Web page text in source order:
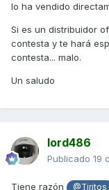
lo ha vendido
Si es un distribuidor
contesta y te hará
contesta... malo.
Un saludo
lord486
Publicado 19
Tiene razón @Tiritos